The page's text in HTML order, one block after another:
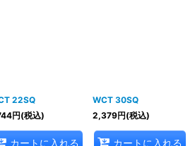
22SQ
円(税込)
カートに入れる
WCT 30SQ
2,379円(税込)
カートに入れる